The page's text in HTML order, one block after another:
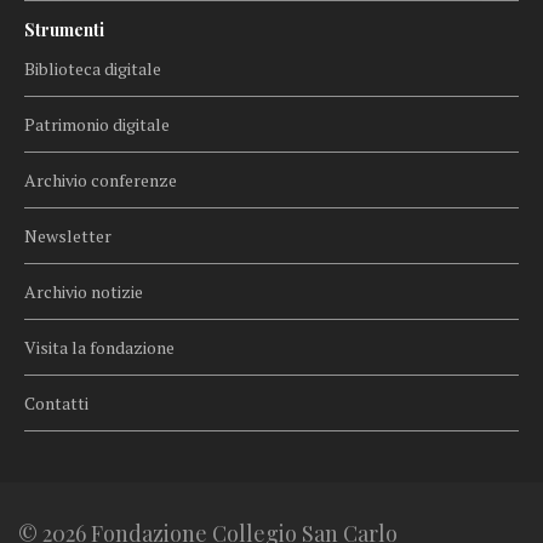
Strumenti
Biblioteca digitale
Patrimonio digitale
Archivio conferenze
Newsletter
Archivio notizie
Visita la fondazione
Contatti
© 2026 Fondazione Collegio San Carlo